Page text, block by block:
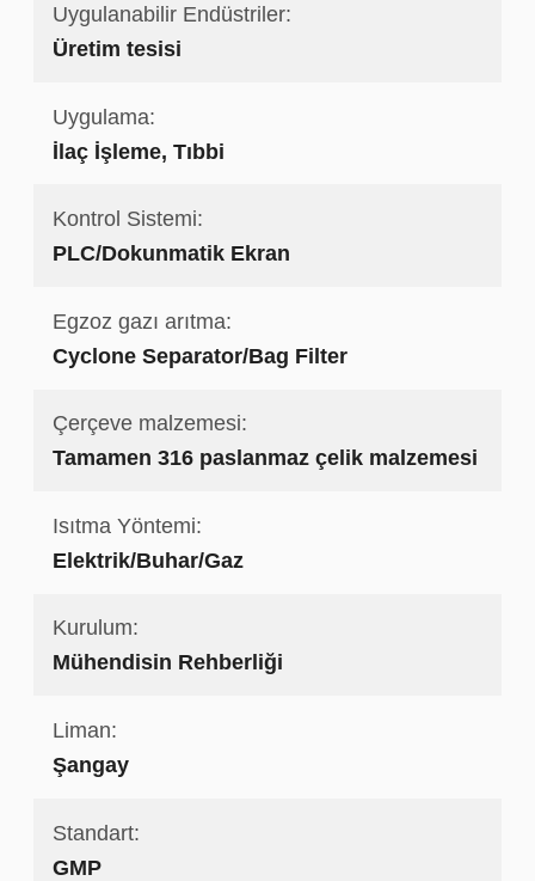
Uygulanabilir Endüstriler:
Üretim tesisi
Uygulama:
İlaç İşleme, Tıbbi
Kontrol Sistemi:
PLC/Dokunmatik Ekran
Egzoz gazı arıtma:
Cyclone Separator/Bag Filter
Çerçeve malzemesi:
Tamamen 316 paslanmaz çelik malzemesi
Isıtma Yöntemi:
Elektrik/Buhar/Gaz
Kurulum:
Mühendisin Rehberliği
Liman:
Şangay
Standart:
GMP